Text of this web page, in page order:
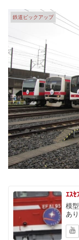
鉄道ピックアップ
ｴｽｾ
模
あ